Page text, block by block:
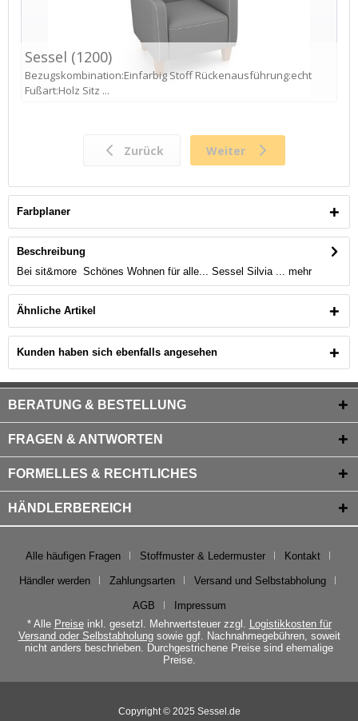
Farbplaner
Beschreibung
Bei sit&more Schönes Wohnen für alle... Sessel Silvia ... mehr
Ähnliche Artikel
Kunden haben sich ebenfalls angesehen
BERATUNG & BESTELLUNG
FRAGEN & ANTWORTEN
FORMELLES & RECHTLICHES
HÄNDLERBEREICH
Alle häufigen Fragen Stoffmuster & Ledermuster Kontakt
Händler werden Zahlungsarten Versand und Selbstabholung
AGB
Impressum
* Alle Preiseinkl. gesetzl. Mehrwertsteuer zzgl. Logistikkosten für
Versand oder Selbstabholungsowie ggf. Nachnahmegebühren, soweit
nicht anders beschrieben. Durchgestrichene Preise sind ehemalige
Preise.
Copyright © 2025 Sessel.de